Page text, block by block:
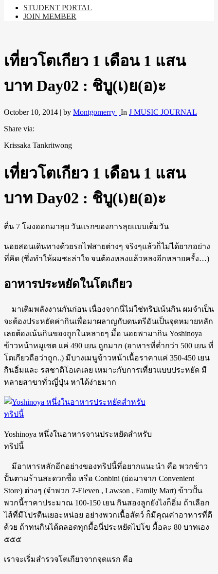
STUDENT PORTAL
JOIN MEMBER
เที่ยวโตเกียว 1 เดือน 1 แสน
บาท Day02 : ชิบู(เ)ย(อ)ะ
October 10, 2014 | by Montgomerry | In J MUSIC JOURNAL
Share via:
Krissaka Tankritwong
เที่ยวโตเกียว 1 เดือน 1 แสน
บาท Day02 : ชิบู(เ)ย(อ)ะ
ตื่น 7 โมงออกมาลุย วันแรกของการลุยแบบเต็มวัน
นอยสอนเดินทางด้วยรถไฟสายต่างๆ จริงๆแล้วก็ไม่ได้ยากอย่าง
ที่คิด (ซึ่งทำให้ผมชะล่าใจ จนต้องหลงแล้วหลงอีกหลายครั้ง…)
อาหารประหยัดในโตเกียว
มาเติมพลังงานกันก่อน เนื่องจากนี่ไม่ใช่ทริปเน้นกิน ผมจำเป็น
จะต้องประหยัดค่ากินเพื่อมาผลาญกับดนตรีอันเป็นจุดหมายหลัก
เลยต้องเน้นกินของถูกในหลายๆ มื้อ นอยพามากิน Yoshinoya
ข้าวหน้าหมูเซต แค่ 490 เยน ถูกมาก (อาหารที่ต่ำกว่า 500 เยน ที่
โตเกียวถือว่าถูก..) มีบางเมนูข้าวหน้าเนื้อราคาแค่ 350-450 เยน
กินอิ่มและ รสชาติโอเคเลย เหมาะกับการเที่ยวแบบประหยัด มี
หลายสาขาทั่วญี่ปุ่น หาได้ง่ายมาก
Yoshinoya หนึ่งในอาหารจานประหยัดสำหรับ
ทริปนี้
มีอาหารหลักอีกอย่างของทริปนี้ที่อยากแนะนำ คือ พวกข้าว
ปั้นตามร้านสะดวกซื้อ หรือ Conbini (ย่อมาจาก Convenient
Store) ต่างๆ (จำพวก 7-Eleven , Lawson , Family Mart) ข้าวปั้น
พวกนี้ราคาประมาณ 100-150 เยน กินสองลูกยังไงก็อิ่ม ถ้าเลือก
ไส้ที่มีโปรตีนเยอะหน่อย อย่างพวกเนื้อสัตว์ ก็มีคุณค่าอาหารที่ดี
ด้วย ถ้าทนกินได้ตลอดทุกมื้อนี่ประหยัดไปโข มื้อละ 80 บาทเอง
๕๕๕
เราจะเริ่มสำรวจโตเกียวจากจุดแรก คือ